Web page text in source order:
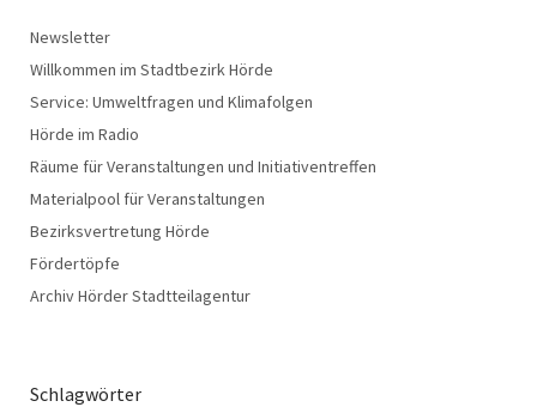
Newsletter
Willkommen im Stadtbezirk Hörde
Service: Umweltfragen und Klimafolgen
Hörde im Radio
Räume für Veranstaltungen und Initiativentreffen
Materialpool für Veranstaltungen
Bezirksvertretung Hörde
Fördertöpfe
Archiv Hörder Stadtteilagentur
Schlagwörter